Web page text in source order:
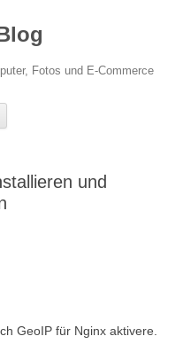
Fotos und E-Commerce
und
GeoIP für Nginx aktivere.